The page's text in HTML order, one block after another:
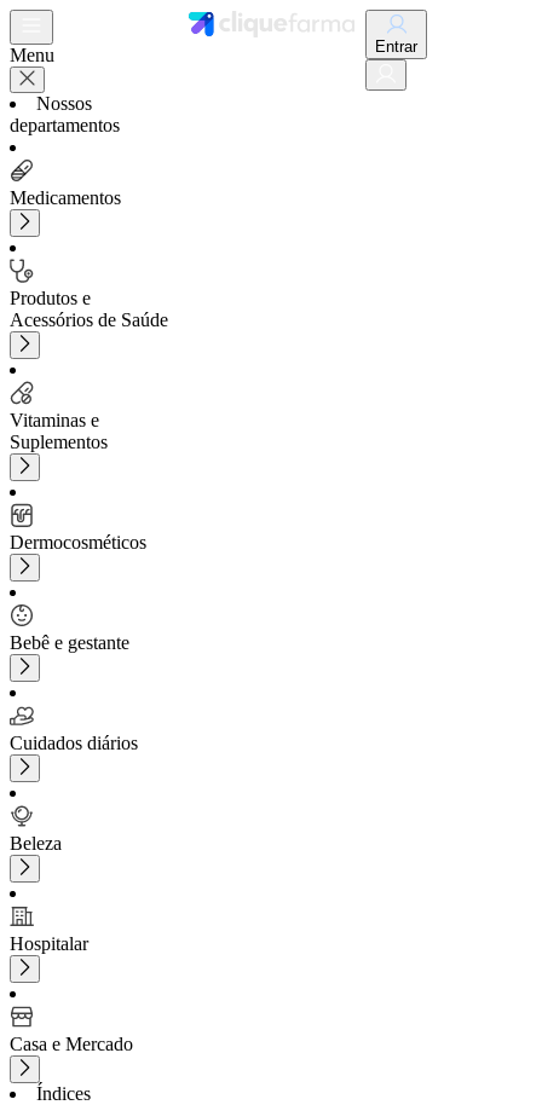
Menu
Nossos
departamentos
Medicamentos
Produtos e
Acessórios de Saúde
Vitaminas e
Suplementos
Dermocosméticos
Bebê e gestante
Cuidados diários
Beleza
Hospitalar
Casa e Mercado
Índices
Entrar